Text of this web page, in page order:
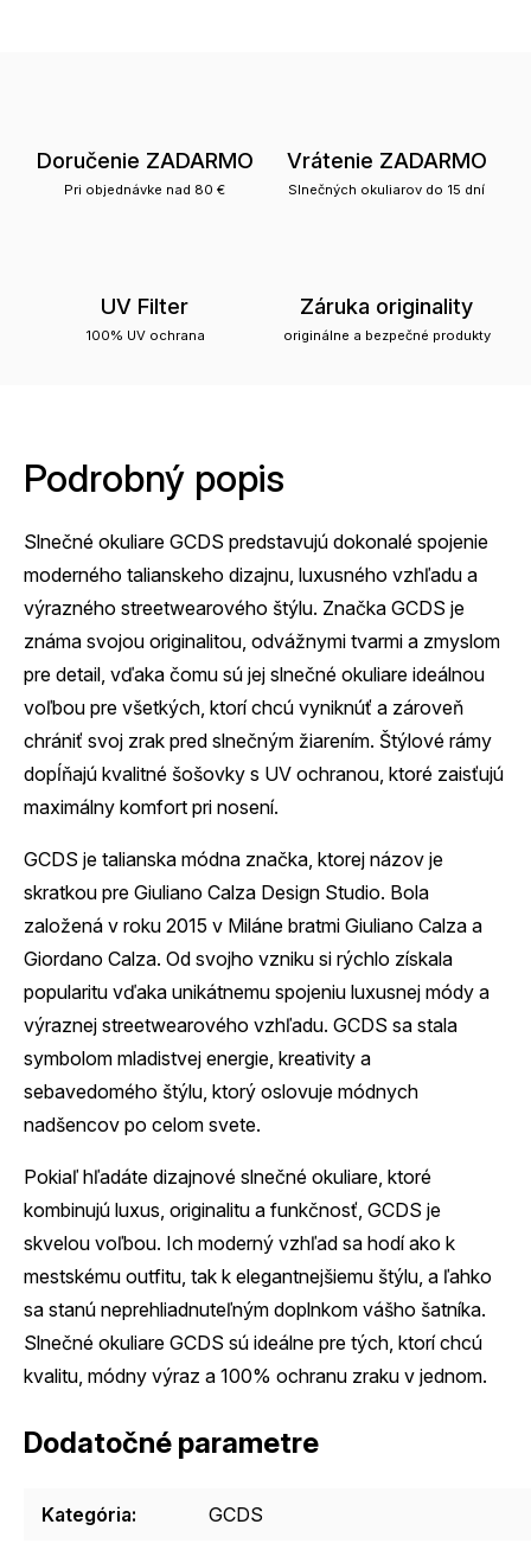
Doručenie ZADARMO
Pri objednávke nad 80 €
Vrátenie ZADARMO
Slnečných okuliarov do 15 dní
UV Filter
100% UV ochrana
Záruka originality
originálne a bezpečné produkty
Podrobný popis
Slnečné okuliare GCDS predstavujú dokonalé spojenie
moderného talianskeho dizajnu, luxusného vzhľadu a
výrazného streetwearového štýlu. Značka GCDS je
známa svojou originalitou, odvážnymi tvarmi a zmyslom
pre detail, vďaka čomu sú jej slnečné okuliare ideálnou
voľbou pre všetkých, ktorí chcú vyniknúť a zároveň
chrániť svoj zrak pred slnečným žiarením. Štýlové rámy
dopĺňajú kvalitné šošovky s UV ochranou, ktoré zaisťujú
maximálny komfort pri nosení.
GCDS je talianska módna značka, ktorej názov je
skratkou pre Giuliano Calza Design Studio. Bola
založená v roku 2015 v Miláne bratmi Giuliano Calza a
Giordano Calza. Od svojho vzniku si rýchlo získala
popularitu vďaka unikátnemu spojeniu luxusnej módy a
výraznej streetwearového vzhľadu. GCDS sa stala
symbolom mladistvej energie, kreativity a
sebavedomého štýlu, ktorý oslovuje módnych
nadšencov po celom svete.
Pokiaľ hľadáte dizajnové slnečné okuliare, ktoré
kombinujú luxus, originalitu a funkčnosť, GCDS je
skvelou voľbou. Ich moderný vzhľad sa hodí ako k
mestskému outfitu, tak k elegantnejšiemu štýlu, a ľahko
sa stanú neprehliadnuteľným doplnkom vášho šatníka.
Slnečné okuliare GCDS sú ideálne pre tých, ktorí chcú
kvalitu, módny výraz a 100% ochranu zraku v jednom.
Dodatočné parametre
Kategória: GCDS